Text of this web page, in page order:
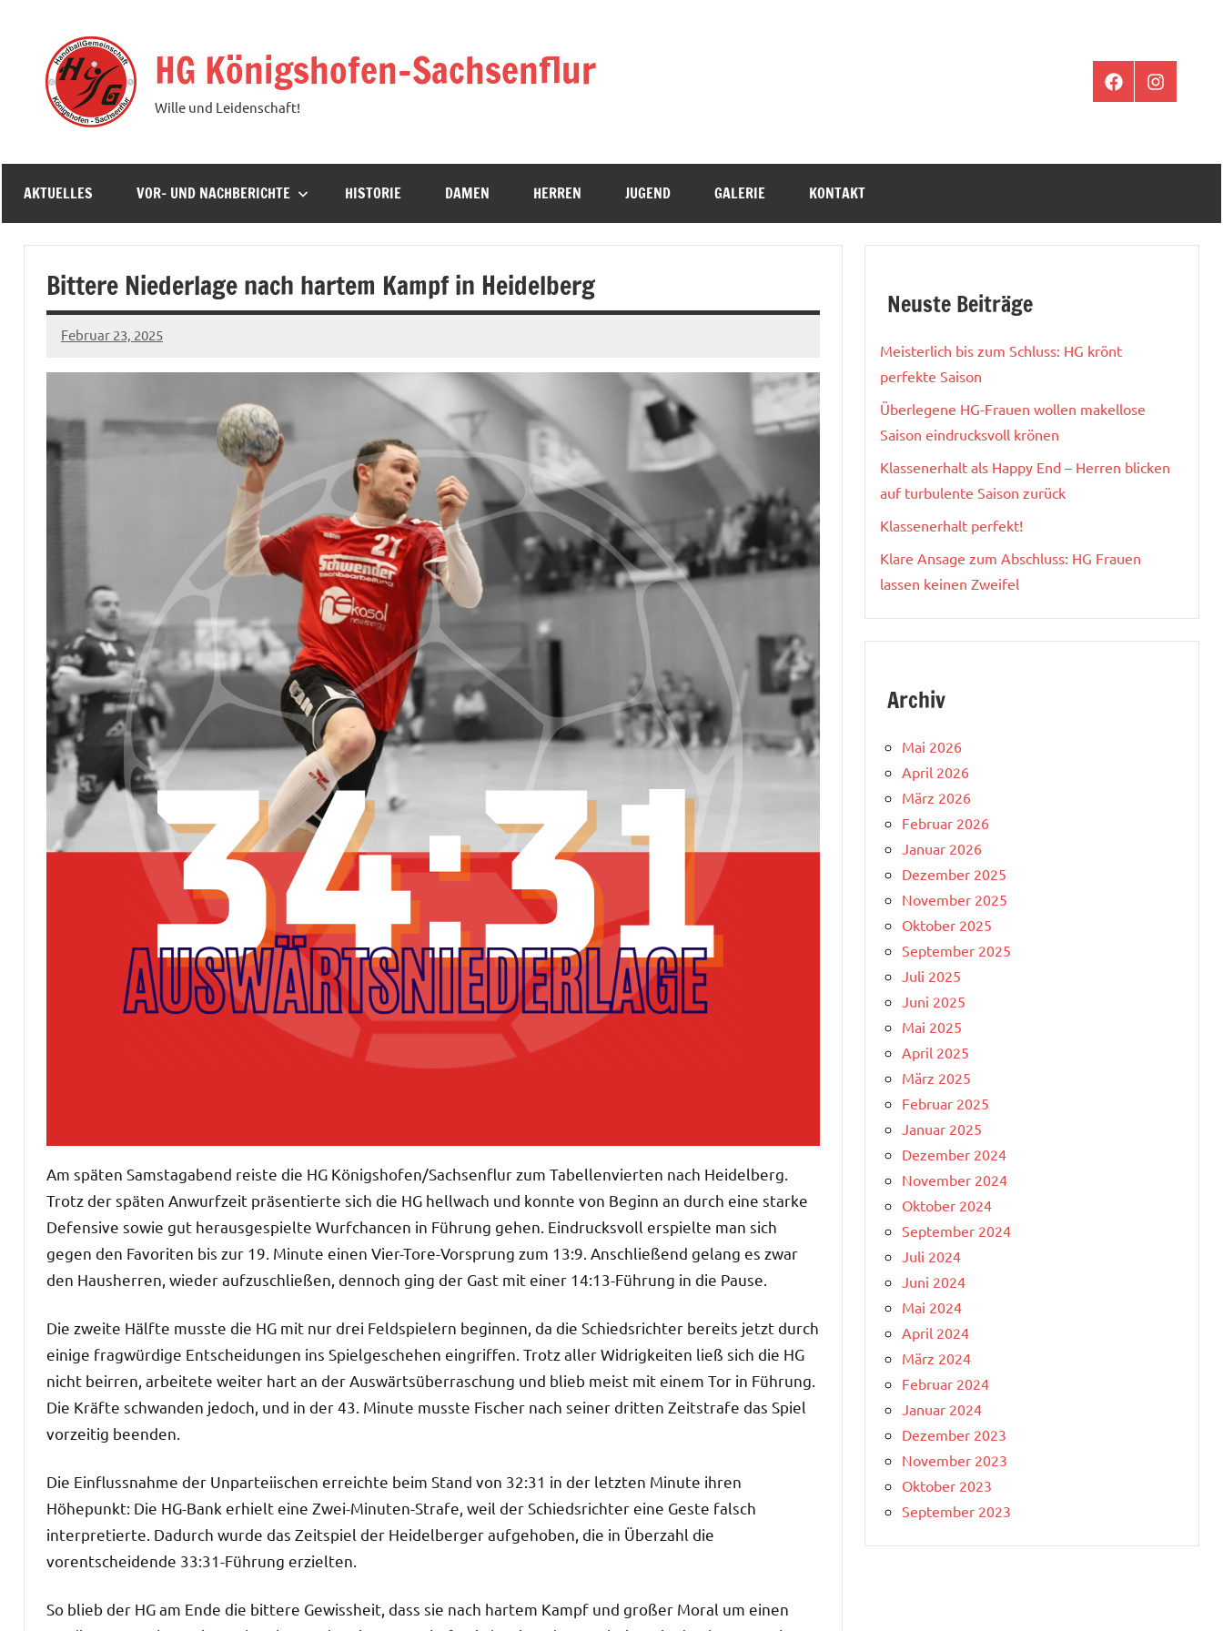
springen
HG Königshofen-Sachsenflur
Wille und Leidenschaft!
FacebookInstagram
AKTUELLES VOR- UND NACHBERICHTE HISTORIE DAMEN HERREN JUGEND GALERIE KONTAKT
Bittere Niederlage nach hartem Kampf in Heidelberg
Februar 23, 2025
hgadmin
Am späten Samstagabend reiste die HG Königshofen/Sachsenflur zum Tabellenvierten nach Heidelberg.
Trotz der späten Anwurfzeit präsentierte sich die HG hellwach und konnte von Beginn an durch eine starke
Defensive sowie gut herausgespielte Wurfchancen in Führung gehen. Eindrucksvoll erspielte man sich
gegen den Favoriten bis zur 19. Minute einen Vier-Tore-Vorsprung zum 13:9. Anschließend gelang es zwar
den Hausherren, wieder aufzuschließen, dennoch ging der Gast mit einer 14:13-Führung in die Pause.
Die zweite Hälfte musste die HG mit nur drei Feldspielern beginnen, da die Schiedsrichter bereits jetzt durch
einige fragwürdige Entscheidungen ins Spielgeschehen eingriffen. Trotz aller Widrigkeiten ließ sich die HG
nicht beirren, arbeitete weiter hart an der Auswärtsüberraschung und blieb meist mit einem Tor in Führung.
Die Kräfte schwanden jedoch, und in der 43. Minute musste Fischer nach seiner dritten Zeitstrafe das Spiel
vorzeitig beenden.
Die Einflussnahme der Unparteiischen erreichte beim Stand von 32:31 in der letzten Minute ihren
Höhepunkt: Die HG-Bank erhielt eine Zwei-Minuten-Strafe, weil der Schiedsrichter eine Geste falsch
interpretierte. Dadurch wurde das Zeitspiel der Heidelberger aufgehoben, die in Überzahl die
vorentscheidende 33:31-Führung erzielten.
So blieb der HG am Ende die bittere Gewissheit, dass sie nach hartem Kampf und großer Moral um einen
Neuste Beiträge
Meisterlich bis zum Schluss: HG krönt
perfekte Saison
Überlegene HG-Frauen wollen makellose
Saison eindrucksvoll krönen
Klassenerhalt als Happy End – Herren blicken
auf turbulente Saison zurück
Klassenerhalt perfekt!
Klare Ansage zum Abschluss: HG Frauen
lassen keinen Zweifel
Archiv
Mai 2026
April 2026
März 2026
Februar 2026
Januar 2026
Dezember 2025
November 2025
Oktober 2025
September 2025
Juli 2025
Juni 2025
Mai 2025
April 2025
März 2025
Februar 2025
Januar 2025
Dezember 2024
November 2024
Oktober 2024
September 2024
Juli 2024
Juni 2024
Mai 2024
April 2024
März 2024
Februar 2024
Januar 2024
Dezember 2023
November 2023
Oktober 2023
September 2023